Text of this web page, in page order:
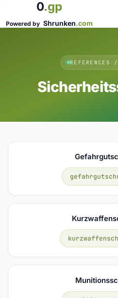
0.gp
Powered by Shrunken.com
REFERENCES /